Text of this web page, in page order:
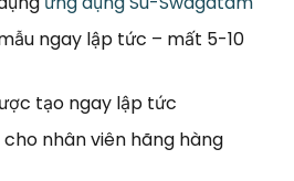
ngay lập tức – mất 5-10
tạo ngay lập tức
nhân viên hãng hàng